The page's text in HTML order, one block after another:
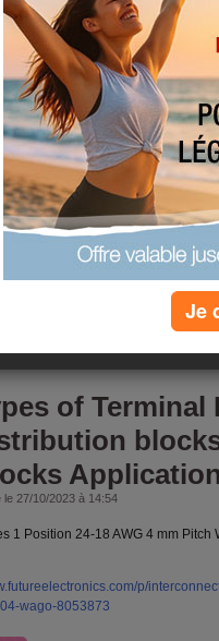
- 120 121 - 130 131 - 140141 - 150 151 - 160
- 230231 - 240 241 - 250 251 - 260 261 - 270
201 202 203 204 205
Terminal
block,
le 27/10/2023 à 15:08
1 Position 24-18 AWG 4 mm
p/
of Terminal
le 27/10/2023 à 14:54
1 Position 24-18 AWG 4 mm Pitch
p/
wago-8053873
Je